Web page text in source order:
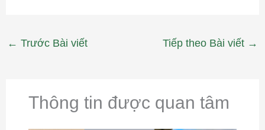
← Trước Bài viết Tiếp theo Bài viết →
Thông tin được quan tâm